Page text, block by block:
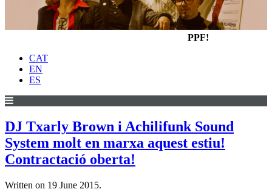
PPF!
CAT
EN
ES
DJ Txarly Brown i Achilifunk Sound
System molt en marxa aquest estiu!
Contractació oberta!
Written on 19 June 2015.